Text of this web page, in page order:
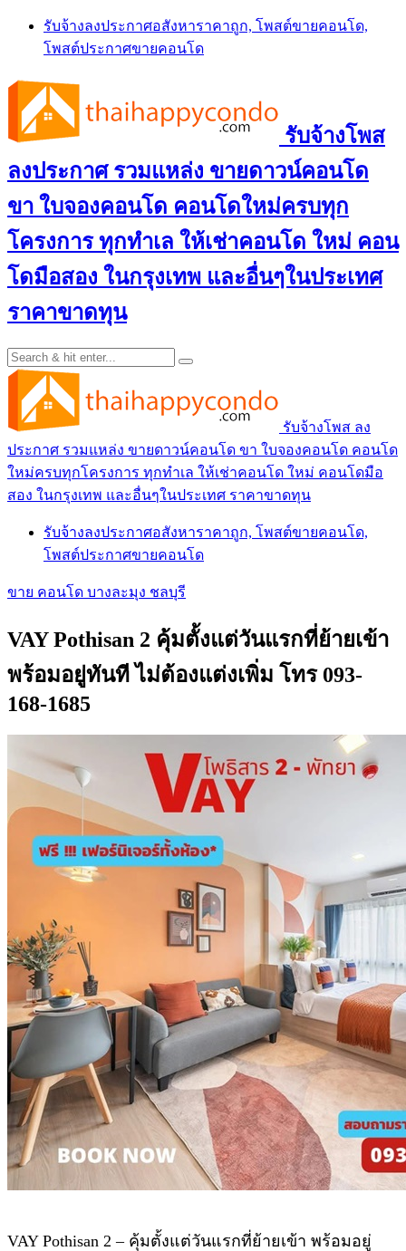
Skip
content
รับจ้างลงประกาศอสังหาราคาถูก, โพสต์ขายคอนโด,
โพสต์ประกาศขายคอนโด
รับจ้างโพส
ลงประกาศ รวมแหล่ง ขายดาวน์คอนโด
ขา ใบจองคอนโด คอนโดใหม่ครบทุก
โครงการ ทุกทำเล ให้เช่าคอนโด ใหม่ คอน
โดมือสอง ในกรุงเทพ และอื่นๆในประเทศ
ราคาขาดทุน
รับจ้างโพส ลง
ประกาศ รวมแหล่ง ขายดาวน์คอนโด ขา ใบจองคอนโด คอนโด
ใหม่ครบทุกโครงการ ทุกทำเล ให้เช่าคอนโด ใหม่ คอนโดมือ
สอง ในกรุงเทพ และอื่นๆในประเทศ ราคาขาดทุน
รับจ้างลงประกาศอสังหาราคาถูก, โพสต์ขายคอนโด,
โพสต์ประกาศขายคอนโด
ขาย คอนโด บางละมุง ชลบุรี
VAY Pothisan 2 คุ้มตั้งแต่วันแรกที่ย้ายเข้า
พร้อมอยู่ทันที ไม่ต้องแต่งเพิ่ม โทร 093-
168-1685
VAY Pothisan 2 – คุ้มตั้งแต่วันแรกที่ย้ายเข้า พร้อมอยู่